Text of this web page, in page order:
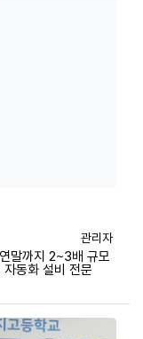
등록자
관리자
말까지 2~3배 규모
동화 설비 전문